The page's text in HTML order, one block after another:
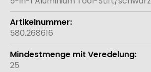
580.268616
25